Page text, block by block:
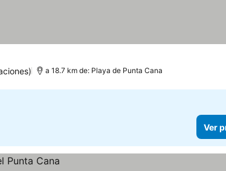
a 18.7 km de: Playa de Punta Cana
Ver